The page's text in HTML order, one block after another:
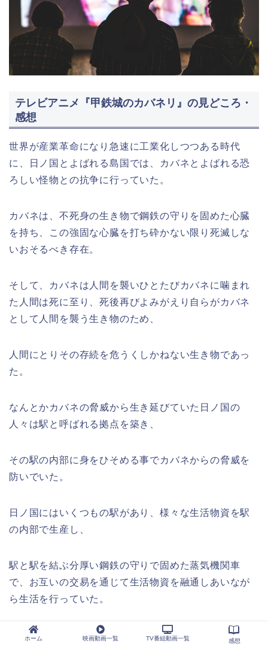
テレビアニメ『甲鉄城のカバネリ』の見どころ・
感想
世界が産業革命になり急速に工業化しつつある時代
に、日ノ国とよばれる島国では、カバネとよばれる恐
ろしい怪物との抗争に行っていた。
カバネは、不死身の生き物で鋼鉄の守りを固めた心臓
を持ち、この強固な心臓を打ち砕かない限り死滅しな
いおそるべき存在。
そして、カバネは人間を襲いひとたびカバネに噛まれ
た人間は死に至り、死後再びよみがえり自らがカバネ
として人間を襲う生き物のため、
人間にとりその存続を危うくしかねない生き物であっ
た。
なんとかカバネの脅威から生き延びていた日ノ国の
人々は駅と呼ばれる拠点を築き、
その駅の内部に身をひそめる事でカバネからの脅威を
防いでいた。
日ノ国にはいくつもの駅があり、様々な生活物資を駅
の内部で生産し、
駅と駅を結ぶ分厚い鋼鉄の守りで固めた蒸気機関車
で、お互いの交易を通じて生活物資を融通しあいなが
ら生活を行っていた。
製鉄業を営みながら生活をしていた顕金駅で生活する
ホーム 映画動画一覧 TV番組動画一覧 感想